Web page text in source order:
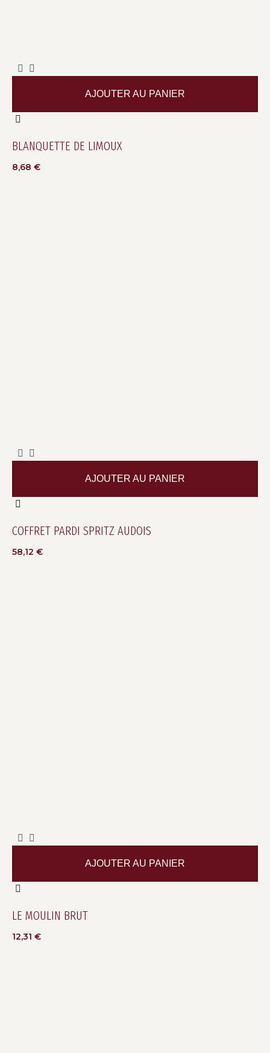
BLANQUETTE DE LIMOUX
8,68 €
AJOUTER AU PANIER
COFFRET PARDI SPRITZ AUDOIS
58,12 €
AJOUTER AU PANIER
LE MOULIN BRUT
12,31 €
AJOUTER AU PANIER